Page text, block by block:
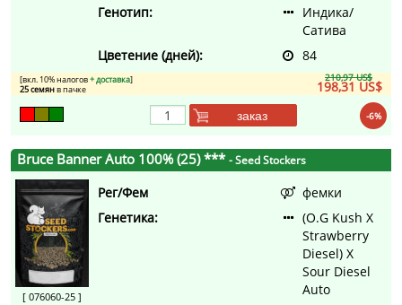
Генотип:
Индика/
Сатива
Цветение (дней):
84
210,97 US$
198,31 US$
[вкл. 10% налогов+ доставка]
25 семянв пачке
-6%
заказ
Bruce Banner Auto 100% (25) ***- Seed Stockers
[ 076060-25 ]
Рег/Фем
фемки
Генетика:
(O.G Kush X
Strawberry
Diesel) X
Sour Diesel
Auto